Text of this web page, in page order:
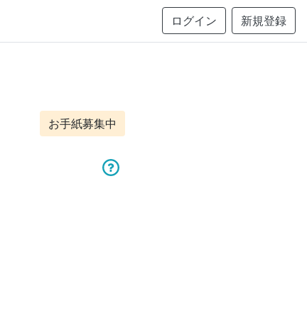
ログイン 新規登録
お手紙募集中